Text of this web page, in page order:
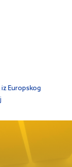
Europskog